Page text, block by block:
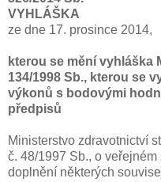
VYHLÁŠKA
ze dne 17. prosince 2014,
kterou se mění vyhláška
134/1998 Sb., kterou se
výkonů s bodovými
předpisů
Ministerstvo zdravotnictví
č. 48/1997 Sb., o
doplnění některých